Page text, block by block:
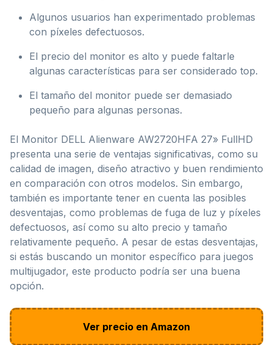
Algunos usuarios han experimentado problemas
con píxeles defectuosos.
El precio del monitor es alto y puede faltarle
algunas características para ser considerado top.
El tamaño del monitor puede ser demasiado
pequeño para algunas personas.
El Monitor DELL Alienware AW2720HFA 27» FullHD
presenta una serie de ventajas significativas, como su
calidad de imagen, diseño atractivo y buen rendimiento
en comparación con otros modelos. Sin embargo,
también es importante tener en cuenta las posibles
desventajas, como problemas de fuga de luz y píxeles
defectuosos, así como su alto precio y tamaño
relativamente pequeño. A pesar de estas desventajas,
si estás buscando un monitor específico para juegos
multijugador, este producto podría ser una buena
opción.
Ver precio en Amazon